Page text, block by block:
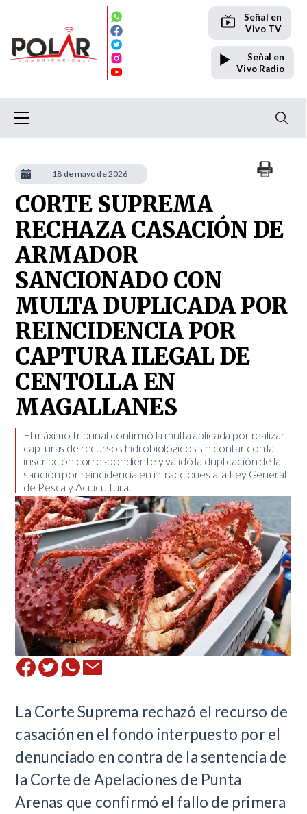
Señal en
Vivo TV
Señal en
Vivo Radio
CORTE SUPREMA
RECHAZA CASACIÓN DE
ARMADOR
SANCIONADO CON
MULTA DUPLICADA POR
REINCIDENCIA POR
CAPTURA ILEGAL DE
CENTOLLA EN
MAGALLANES
El máximo tribunal confirmó la multa aplicada por realizar
capturas de recursos hidrobiológicos sin contar con la
inscripción correspondiente y validó la duplicación de la
sanción por reincidencia en infracciones a la Ley General
de Pesca y Acuicultura.
La Corte Suprema rechazó el recurso de
casación en el fondo interpuesto por el
denunciado en contra de la sentencia de
la Corte de Apelaciones de Punta
Arenas que confirmó el fallo de primera
18 de mayo de 2026